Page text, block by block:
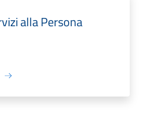
alla Persona